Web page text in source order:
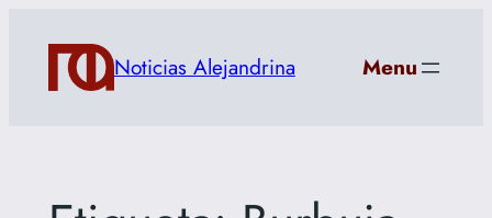
contenido
Noticias Alejandrina Menu